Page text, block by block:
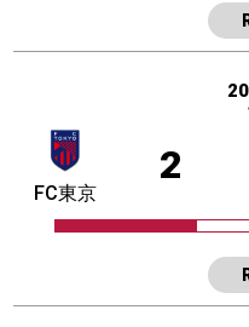
2
FC東京